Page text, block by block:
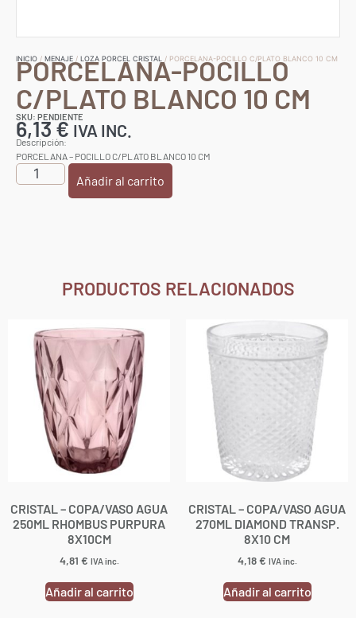
INICIO / MENAJE / LOZA PORCEL CRISTAL / PORCELANA-POCILLO C/PLATO BLANCO 10 CM
PORCELANA-POCILLO
C/PLATO BLANCO 10 CM
SKU: PENDIENTE
6,13€ IVA INC.
Descripción:
PORCELANA – POCILLO C/PLATO BLANCO 10 CM
Añadir al carrito
PRODUCTOS RELACIONADOS
CRISTAL – COPA/VASO AGUA
250ML RHOMBUS PURPURA
8X10CM
4,81 € IVA inc.
Añadir al carrito
CRISTAL – COPA/VASO AGUA
270ML DIAMOND TRANSP.
8X10 CM
4,18€ IVA inc.
Añadir al carrito